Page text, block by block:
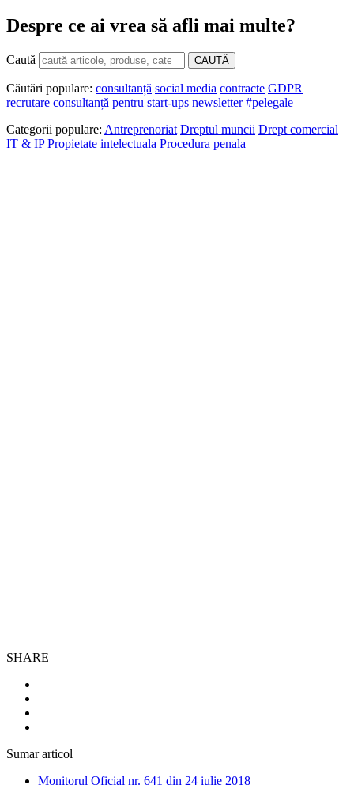
Despre ce ai vrea să afli mai multe?
Caută CAUTĂ
Căutări populare: consultanță social media contracte GDPR
recrutare consultanță pentru start-ups newsletter #pelegale
Categorii populare: Antreprenoriat Dreptul muncii Drept comercial
IT & IP Propietate intelectuala Procedura penala
SHARE
Sumar articol
Monitorul Oficial nr. 641 din 24 iulie 2018